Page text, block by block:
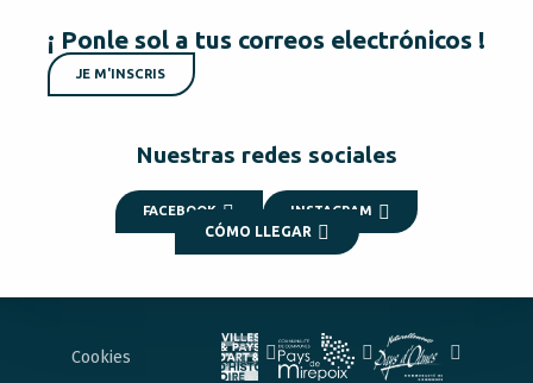
¡ Ponle sol a tus correos electrónicos !
JE M'INSCRIS
Nuestras redes sociales
FACEBOOK INSTAGRAM
CÓMO LLEGAR
Cookies